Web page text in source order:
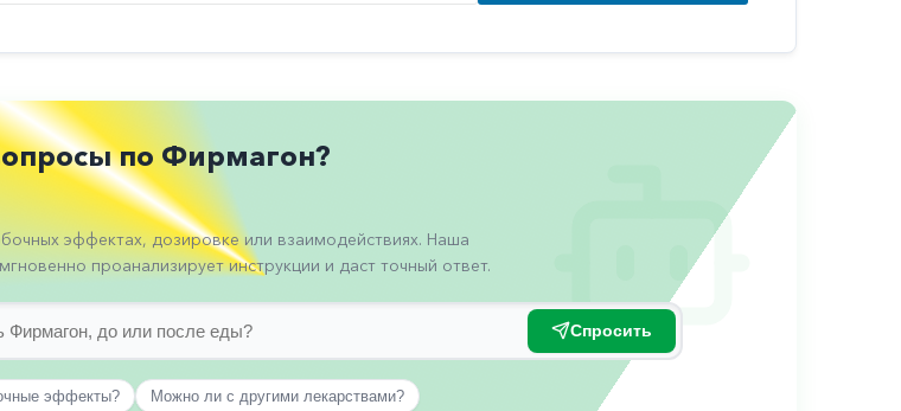
по Фирмагон?
эффектах, дозировке или взаимодействиях. Наша
проанализирует инструкции и даст точный ответ.
Спросить
эффекты? Можно ли с другими лекарствами?